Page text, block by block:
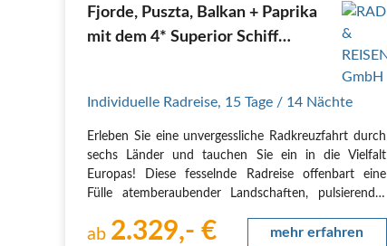
Fjorde, Puszta, Balkan + Paprika
mit dem 4* Superior Schiff
Individuelle Radreise, 15 Tage / 14 Nächte
Erleben Sie eine unvergessliche Radkreuzfahrt durch
sechs Länder und tauchen Sie ein in die Vielfalt
Europas! Diese fesselnde Radreise offenbart eine
Fülle atemberaubender Landschaften, pulsierender
Sie die Donauschlinge und die Schluchten des…
ab 2.329,- € mehr erfahren